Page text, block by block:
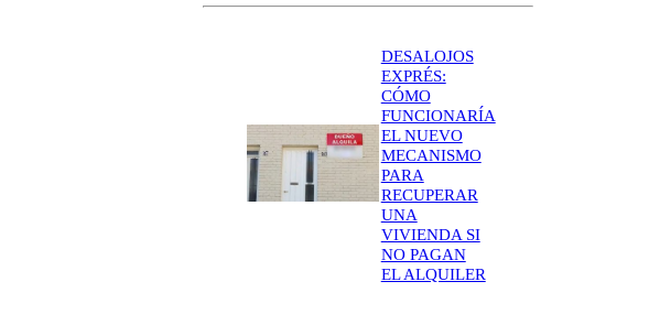
DESALOJOS
EXPRÉS:
CÓMO
FUNCIONARÍA
EL NUEVO
MECANISMO
PARA
RECUPERAR
UNA
VIVIENDA SI
NO PAGAN
EL ALQUILER